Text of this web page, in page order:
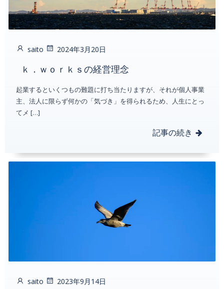
saito 2024年3月20日
ｋ．ｗｏｒｋｓの経営理念
起業するといくつもの難題に打ち当たりますが、それが個人事業
主、法人に限らず何かの「気づき」を得られるため、人生にとっ
てメ […]
記事の続き
saito 2023年9月14日